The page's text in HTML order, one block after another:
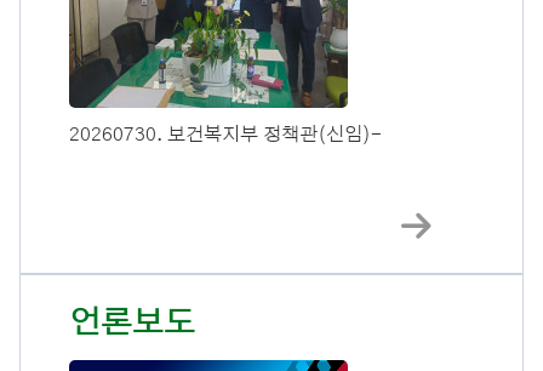
20260730. 보건복지부 정책관(신임)-
언론보도